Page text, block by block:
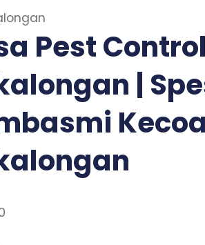
Pest Control
|
Kecoa